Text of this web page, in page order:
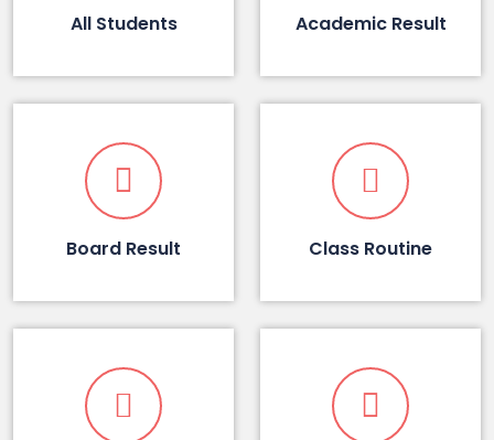
All Students Academic Result
Board Result Class Routine